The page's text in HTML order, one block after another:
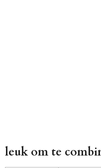
leuk om te